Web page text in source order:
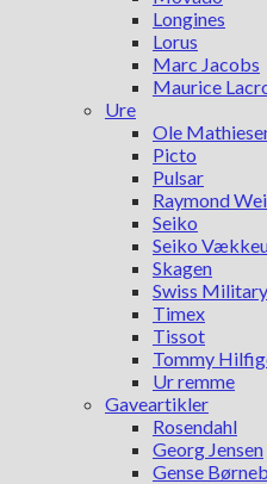
Longines
Lorus
Marc Jacobs
Maurice
Ure
Ole
Picto
Pulsar
Raymond
Seiko
Seiko
Skagen
Swiss Military
Timex
Tissot
Tommy
Ur remme
Gaveartikler
Rosendahl
Georg Jensen
Gense